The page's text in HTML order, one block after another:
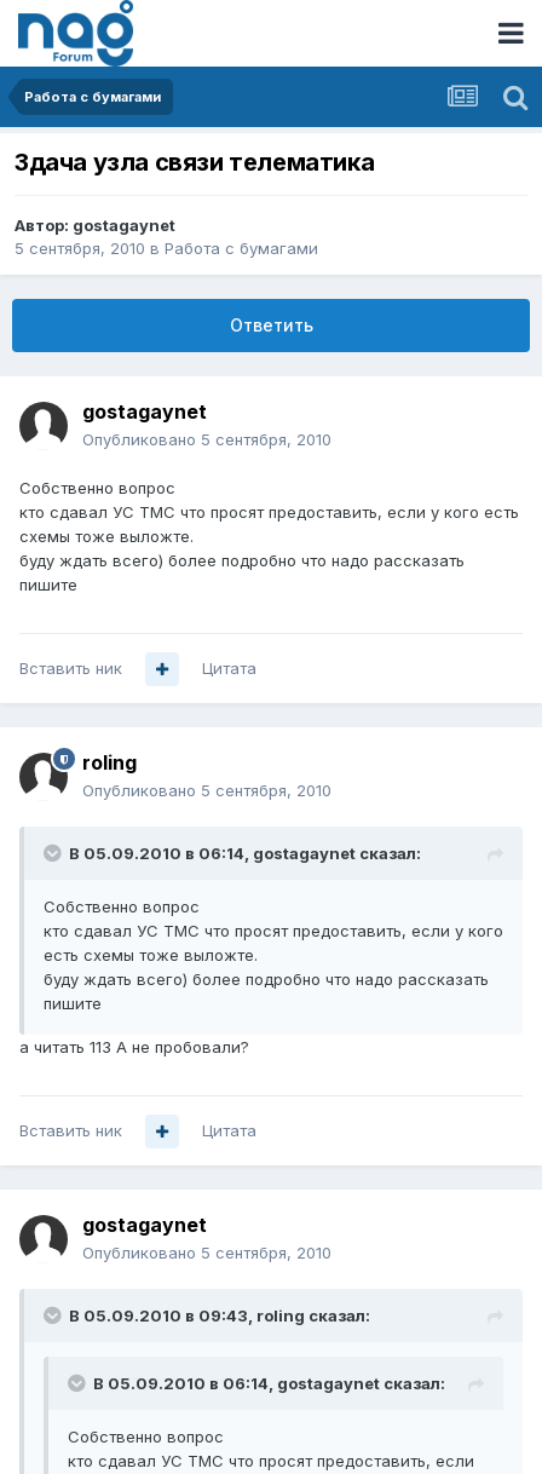
Работа с бумагами
Здача узла связи телематика
Автор: gostagaynet
5 сентября, 2010 в Работа с бумагами
Ответить
gostagaynet
Опубликовано 5 сентября, 2010
Собственно вопрос
кто сдавал УС ТМС что просят предоставить, если у кого есть
схемы тоже выложте.
буду ждать всего) более подробно что надо рассказать
пишите
Вставить ник Цитата
roling
Опубликовано 5 сентября, 2010
В 05.09.2010 в 06:14, gostagaynet сказал:
Собственно вопрос
кто сдавал УС ТМС что просят предоставить, если у кого
есть схемы тоже выложте.
буду ждать всего) более подробно что надо рассказать
пишите
а читать 113 А не пробовали?
Вставить ник Цитата
gostagaynet
Опубликовано 5 сентября, 2010
В 05.09.2010 в 09:43, roling сказал:
В 05.09.2010 в 06:14, gostagaynet сказал:
Собственно вопрос
кто сдавал УС ТМС что просят предоставить, если